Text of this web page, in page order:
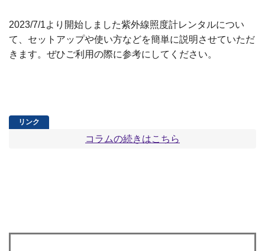
2023/7/1より開始しました紫外線照度計レンタルについ
て、セットアップや使い方などを簡単に説明させていただ
きます。ぜひご利用の際に参考にしてください。
コラムの続きはこちら